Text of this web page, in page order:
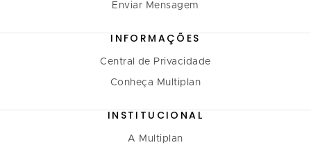
Enviar Mensagem
INFORMAÇÕES
Central de Privacidade
Conheça Multiplan
INSTITUCIONAL
A Multiplan